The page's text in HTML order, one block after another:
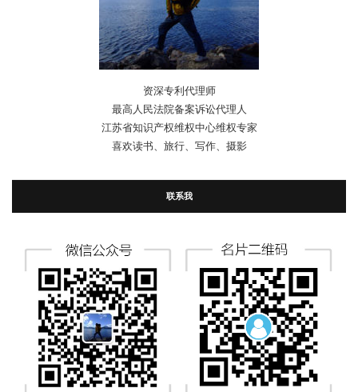
资深专利代理师
最高人民法院备案诉讼代理人
江苏省知识产权维权中心维权专家
喜欢读书、旅行、写作、摄影
联系我